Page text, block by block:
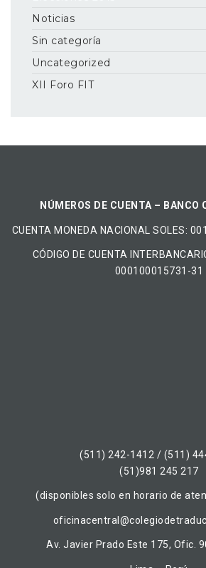
Noticias
Sin categoría
Uncategorized
XII Foro FIT
NÚMEROS DE CUENTA – BANCO
CUENTA MONEDA NACIONAL​ ​SOLES​:
CÓDIGO DE CUENTA
000100015731-31
(511) 242-1412 / (511)
(51)981 245 217
(disponibles solo en horario de
Av. Javier Prado Este 175, Ofic.